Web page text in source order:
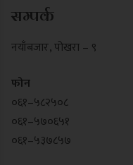
सम्पर्क
नयाँबजार , पोखरा – ९
फोन
०६१–५८२५०८
०६१–५७०६५१
०६१–५३७८५७